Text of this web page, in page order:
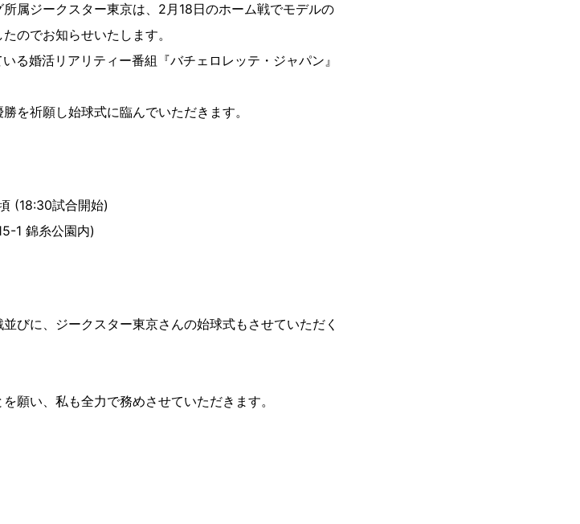
属ジークスター東京は、2月18日のホーム戦でモデルの
のでお知らせいたします。
婚活リアリティー番組『バチェロレッテ・ジャパン』
を祈願し始球式に臨んでいただきます。
(18:30試合開始)
1 錦糸公園内)
びに、ジークスター東京さんの始球式もさせていただく
願い、私も全力で務めさせていただきます。